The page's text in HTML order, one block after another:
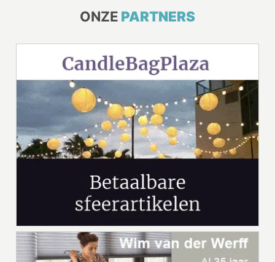
ONZE PARTNERS